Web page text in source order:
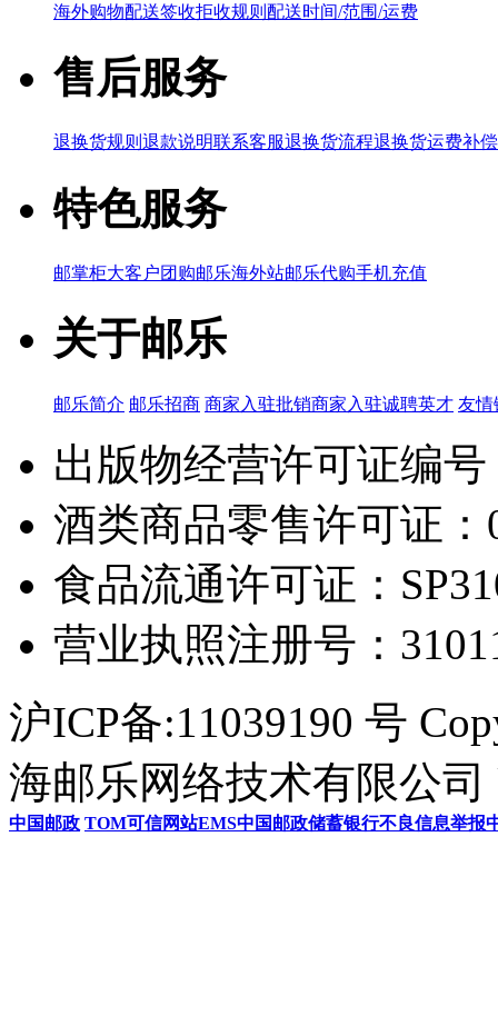
海外购物配送签收拒收规则 配送时间/范围/运费
售后服务
退换货规则 退款说明联系客服退换货流程退换货运费补
特色服务
邮掌柜大客户团购邮乐海外站邮乐代购手机充值
关于邮乐
邮乐简介 邮乐招商 商家入驻批销商家入驻诚聘英才 友情
出版物经营许可证编
酒类商品零售许可证：
食品流通许可证：
营业执照注册号：
沪ICP备:11039190 号
海邮乐网络技术有限公司
中国邮政 TOM可信网站EMS中国邮政储蓄银行不良信息举报